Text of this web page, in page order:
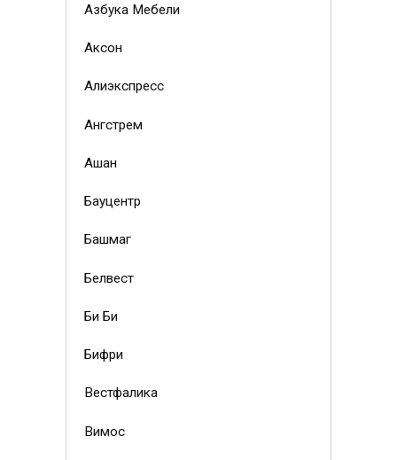
Азбука Мебели
Аксон
Алиэкспресс
Ангстрем
Ашан
Бауцентр
Башмаг
Белвест
Би Би
Бифри
Вестфалика
Вимос